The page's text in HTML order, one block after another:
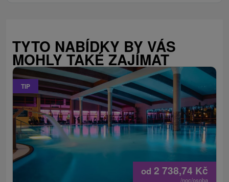
TYTO NABÍDKY BY VÁS
MOHLY TAKÉ ZAJÍMAT
TIP
od 2 738,74 Kč
/noc/osoba